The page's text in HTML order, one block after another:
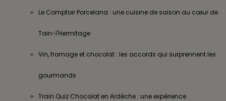
Le Comptoir Porcelana : une cuisine de saison au cœur de
Tain-l'Hermitage
Vin, fromage et chocolat : les accords qui surprennent les
gourmands
Train Quiz Chocolat en Ardèche : une expérience